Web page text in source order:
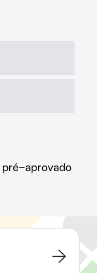
pré-aprovado